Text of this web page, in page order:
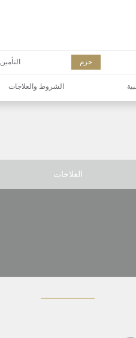
حزم التأمين
الشروط والعلاجات
العلاجات